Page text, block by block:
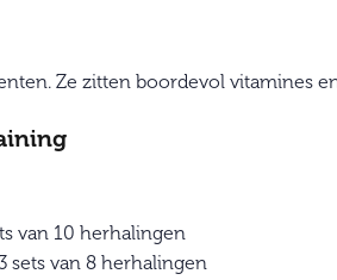
Ze zitten boordevol vitamines
van 10 herhalingen
sets van 8 herhalingen